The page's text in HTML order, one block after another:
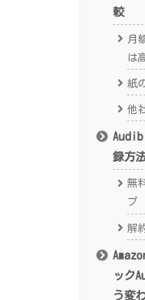
較
月
は
紙
他
録方
無
プ
解
ック
う変